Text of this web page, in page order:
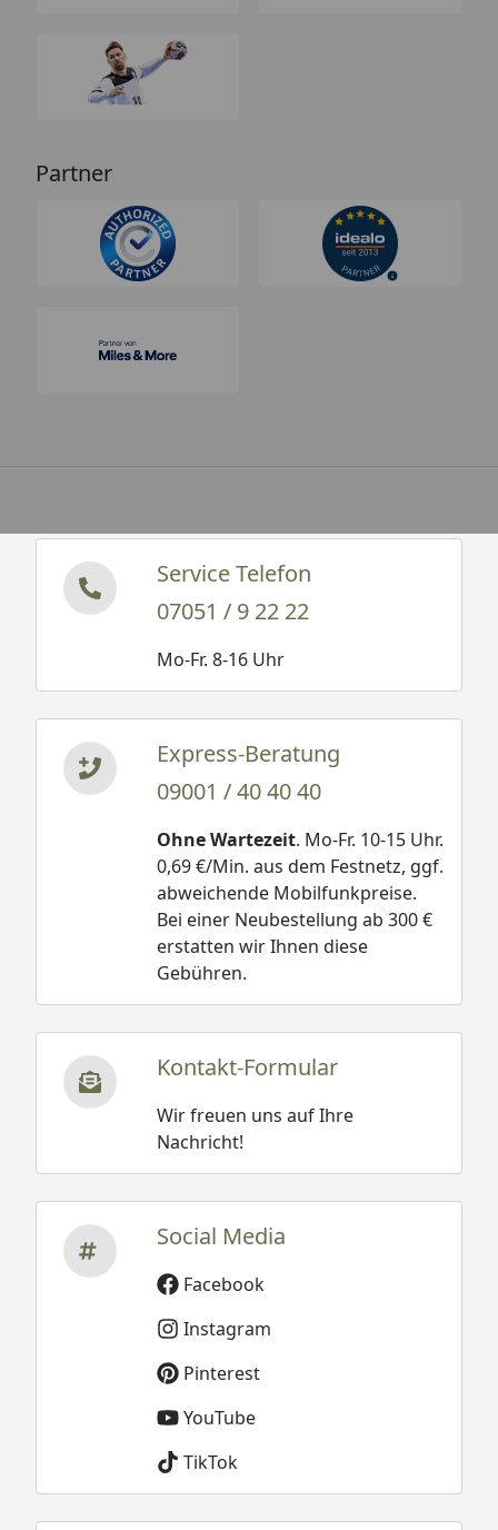
Partner
Service Telefon
07051 / 9 22 22
Mo-Fr. 8-16 Uhr
Express-Beratung
09001 / 40 40 40
Ohne Wartezeit. Mo-Fr. 10-15 Uhr.
0,69 €/Min. aus dem Festnetz, ggf.
abweichende Mobilfunkpreise.
Bei einer Neubestellung ab 300 €
erstatten wir Ihnen diese
Gebühren.
Kontakt-Formular
Wir freuen uns auf Ihre
Nachricht!
Social Media
Facebook
Instagram
Pinterest
YouTube
TikTok